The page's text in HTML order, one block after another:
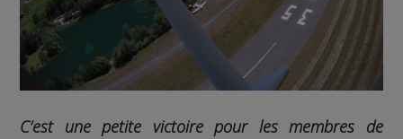
C’est une petite victoire pour les membres de